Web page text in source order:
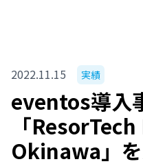
2022.11.15 実績
eventos導入
「
Okinawa」